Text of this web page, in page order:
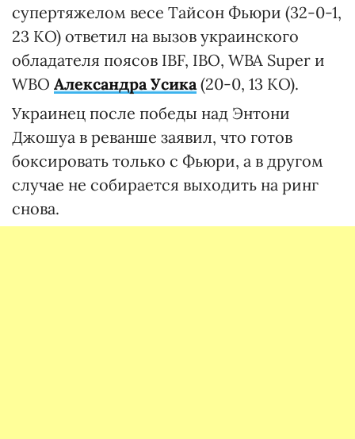
супертяжелом весе Тайсон Фьюри (32-0-1,
23 КО) ответил на вызов украинского
обладателя поясов IBF, IBO, WBA Super и
WBO Александра Усика(20-0, 13 КО).
Украинец после победы над Энтони
Джошуа в реванше заявил, что готов
боксировать только с Фьюри, а в другом
случае не собирается выходить на ринг
снова.